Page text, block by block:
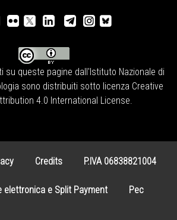
su queste pagine dall'Istituto Nazionale di
sono distribuiti sotto licenza Creative
4.0 International License
Credits P.IVA 06838821004
elettronica e Split Payment Pec